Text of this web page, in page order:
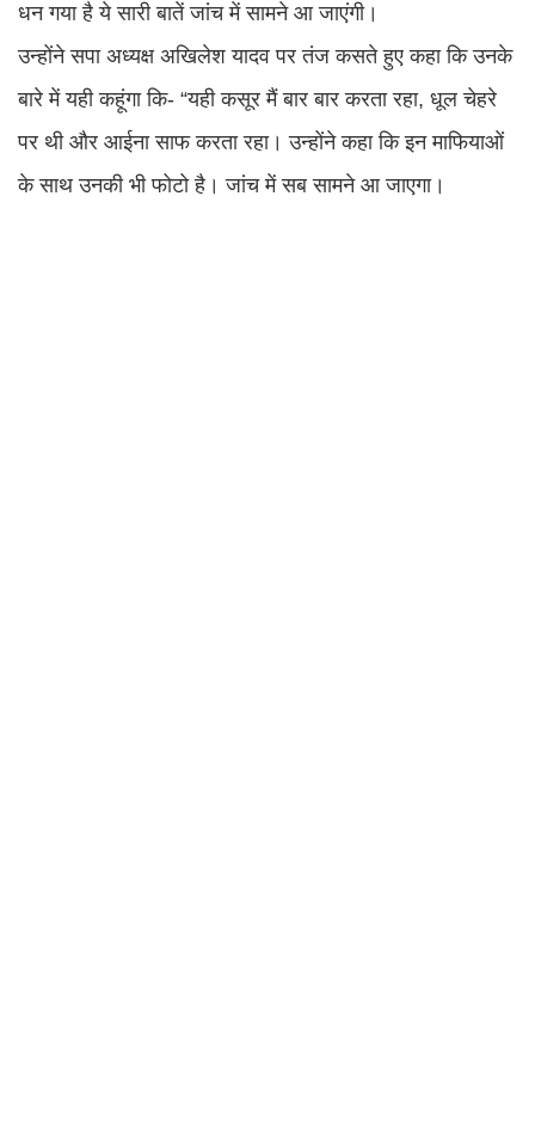
धन गया है ये सारी बातें जांच में सामने आ जाएंगी।
उन्होंने सपा अध्यक्ष अखिलेश यादव पर तंज कसते हुए कहा कि उनके
बारे में यही कहूंगा कि- “यही कसूर मैं बार बार करता रहा, धूल चेहरे
पर थी और आईना साफ करता रहा। उन्होंने कहा कि इन माफियाओं
के साथ उनकी भी फोटो है। जांच में सब सामने आ जाएगा।